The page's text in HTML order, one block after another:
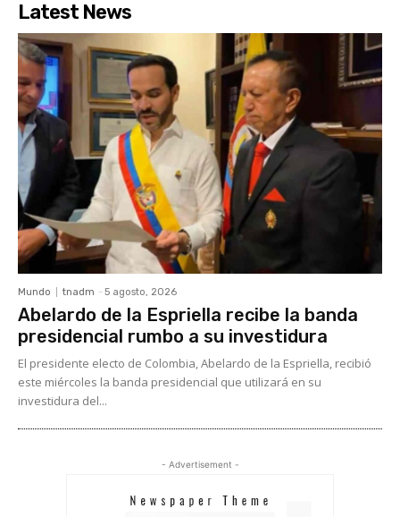
Latest News
Mundo tnadm - 5 agosto, 2026
Abelardo de la Espriella recibe la banda
presidencial rumbo a su investidura
El presidente electo de Colombia, Abelardo de la Espriella, recibió
este miércoles la banda presidencial que utilizará en su
investidura del...
- Advertisement -